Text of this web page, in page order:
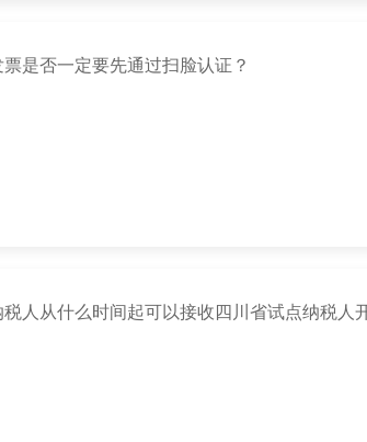
是否一定要先通过扫脸认证？